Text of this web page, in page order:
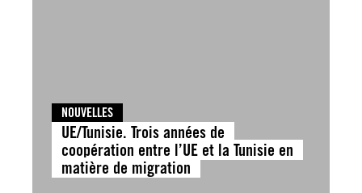
NOUVELLES
UE/Tunisie. Trois années de
coopération entre l’UE et la Tunisie en
matière de migration